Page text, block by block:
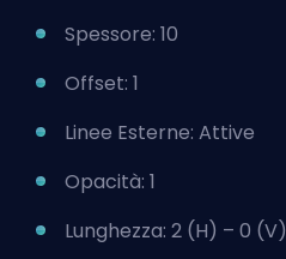
Spessore: 10
Offset: 1
Linee Esterne: Attive
Opacità: 1
Lunghezza: 2 (H) – 0 (V)